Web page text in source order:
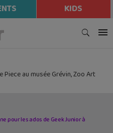
KIDS
Piece au musée Grévin, Zoo Art
pour les ados de Geek Junior à